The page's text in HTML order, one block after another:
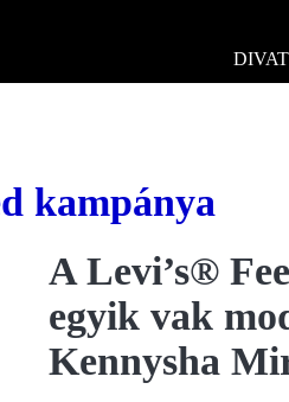
DIVAT
kampánya
A Levi’s®
egyik vak
Kennysha